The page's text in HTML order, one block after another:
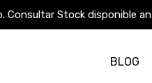
Consultar Stock disponible
BLOG